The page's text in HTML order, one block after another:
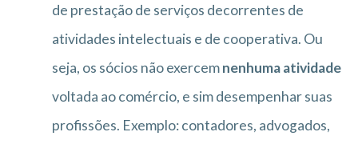
de prestação de serviços decorrentes de
atividades intelectuais e de cooperativa. Ou
seja, os sócios não exercemnenhuma atividade
voltada ao comércio, e sim desempenhar suas
profissões. Exemplo: contadores, advogados,